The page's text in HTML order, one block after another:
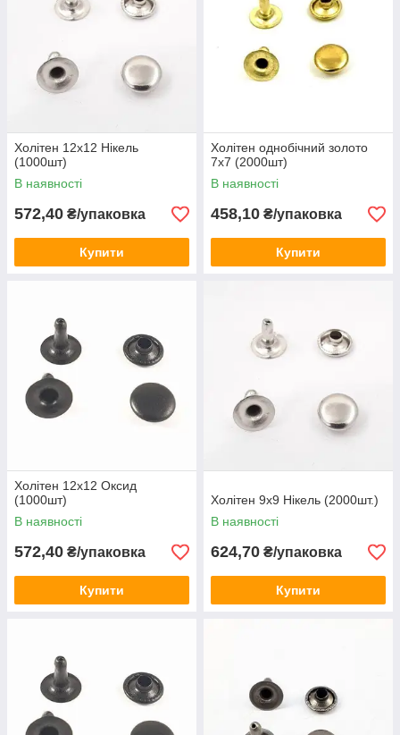
Холітен 12x12 Нікель
(1000шт)
В наявності
572,40 ₴/упаковка
Купити
Холітен однобічний золото
7x7 (2000шт)
В наявності
458,10 ₴/упаковка
Купити
Холітен 12x12 Оксид
(1000шт)
В наявності
572,40 ₴/упаковка
Купити
Холітен 9x9 Нікель (2000шт.)
В наявності
624,70 ₴/упаковка
Купити